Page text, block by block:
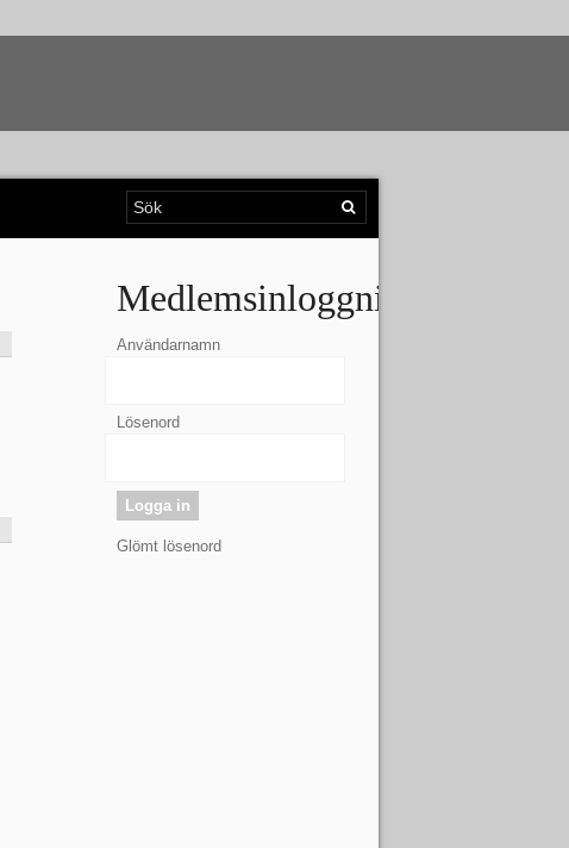
Medlemsinloggning
Användarnamn
Lösenord
Glömt lösenord